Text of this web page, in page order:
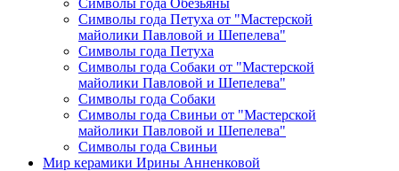
Символы года Петуха от "Мастерской
майолики Павловой и Шепелева"
Символы года Петуха
Символы года Собаки от "Мастерской
майолики Павловой и Шепелева"
Символы года Собаки
Символы года Свиньи от "Мастерской
майолики Павловой и Шепелева"
Символы года Свиньи
Мир керамики Ирины Анненковой